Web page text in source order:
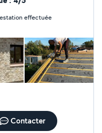
effectuée
Contacter